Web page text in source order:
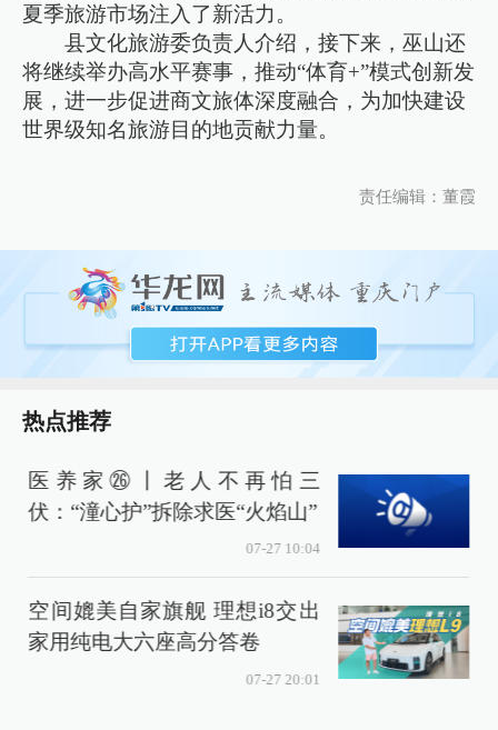
夏季旅游市场注入了新活力。
县文化旅游委负责人介绍，接下来，巫山还
将继续举办高水平赛事，推动“体育+”模式创新发
展，进一步促进商文旅体深度融合，为加快建设
世界级知名旅游目的地贡献力量。
责任编辑：董霞
热点推荐
医养家㉖丨老人不再怕三
伏：“潼心护”拆除求医“火焰山”
07-27 10:04
空间媲美自家旗舰 理想i8交出
家用纯电大六座高分答卷
07-27 20:01